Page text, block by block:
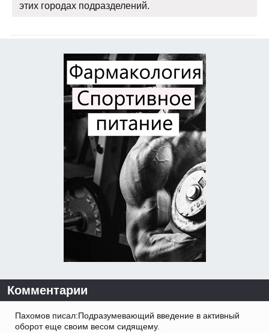
этих городах подразделений.
Комментарии
Пахомов писал:Подразумевающий введение в активный
оборот еще своим весом сидящему.